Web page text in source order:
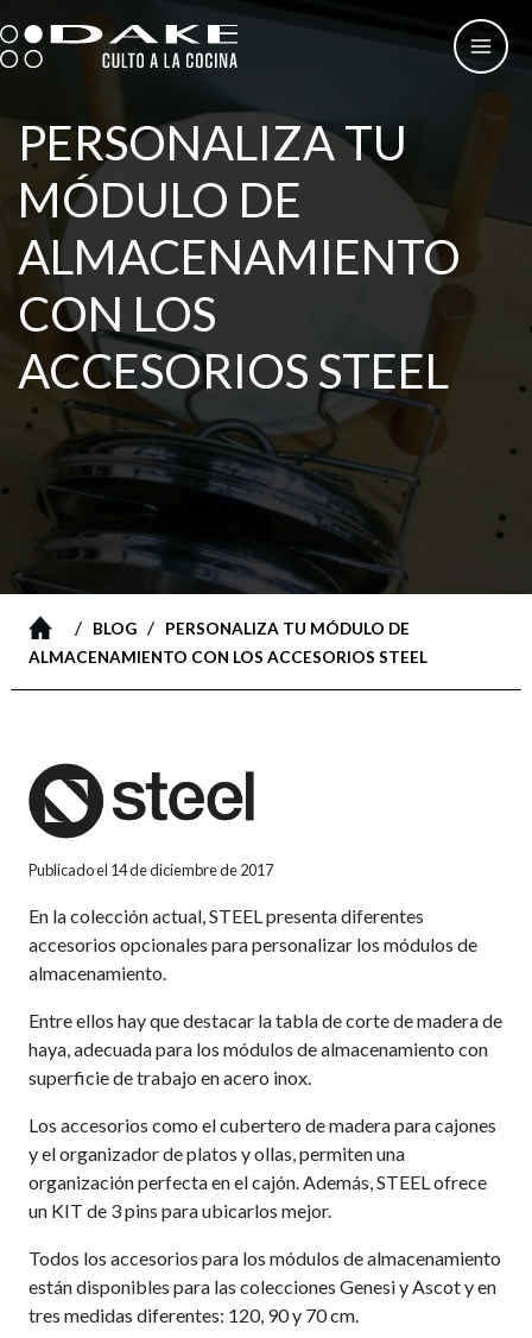
al
contenido
PERSONALIZA TU
MÓDULO DE
ALMACENAMIENTO
CON LOS
ACCESORIOS STEEL
/ BLOG/
PERSONALIZA TU MÓDULO DE
ALMACENAMIENTO CON LOS ACCESORIOS STEEL
Publicado el 14 de diciembre de 2017
En la colección actual, STEEL presenta diferentes
accesorios opcionales para personalizar los módulos de
almacenamiento.
Entre ellos hay que destacar la tabla de corte de madera de
haya, adecuada para los módulos de almacenamiento con
superficie de trabajo en acero inox.
Los accesorios como el cubertero de madera para cajones
y el organizador de platos y ollas, permiten una
organización perfecta en el cajón. Además, STEEL ofrece
un KIT de 3 pins para ubicarlos mejor.
Todos los accesorios para los módulos de almacenamiento
están disponibles para las colecciones Genesi y Ascot y en
tres medidas diferentes: 120, 90 y 70 cm.